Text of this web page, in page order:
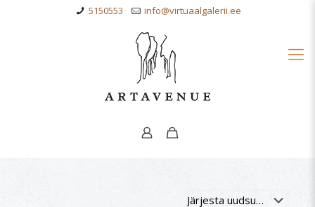
5150553 info@virtuaalgalerii.ee